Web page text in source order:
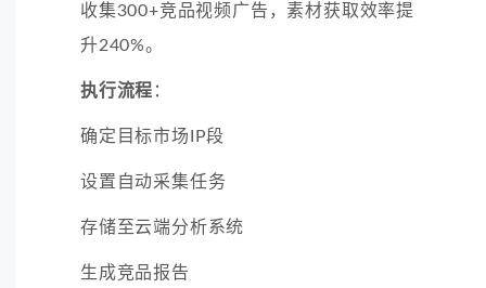
收集300+竞品视频广告，素材获取效率提
升240%。
执行流程 ：
确定目标市场IP段
设置自动采集任务
存储至云端分析系统
生成竞品报告